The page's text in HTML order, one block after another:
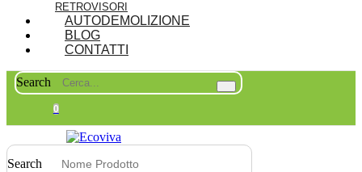
RETROVISORI
AUTODEMOLIZIONE
BLOG
CONTATTI
Search
0
Search